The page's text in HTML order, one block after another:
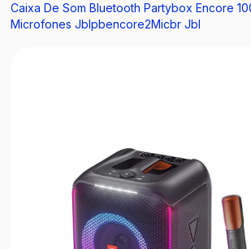
Caixa De Som Bluetooth Partybox Encore
Microfones Jblpbencore2Micbr Jbl